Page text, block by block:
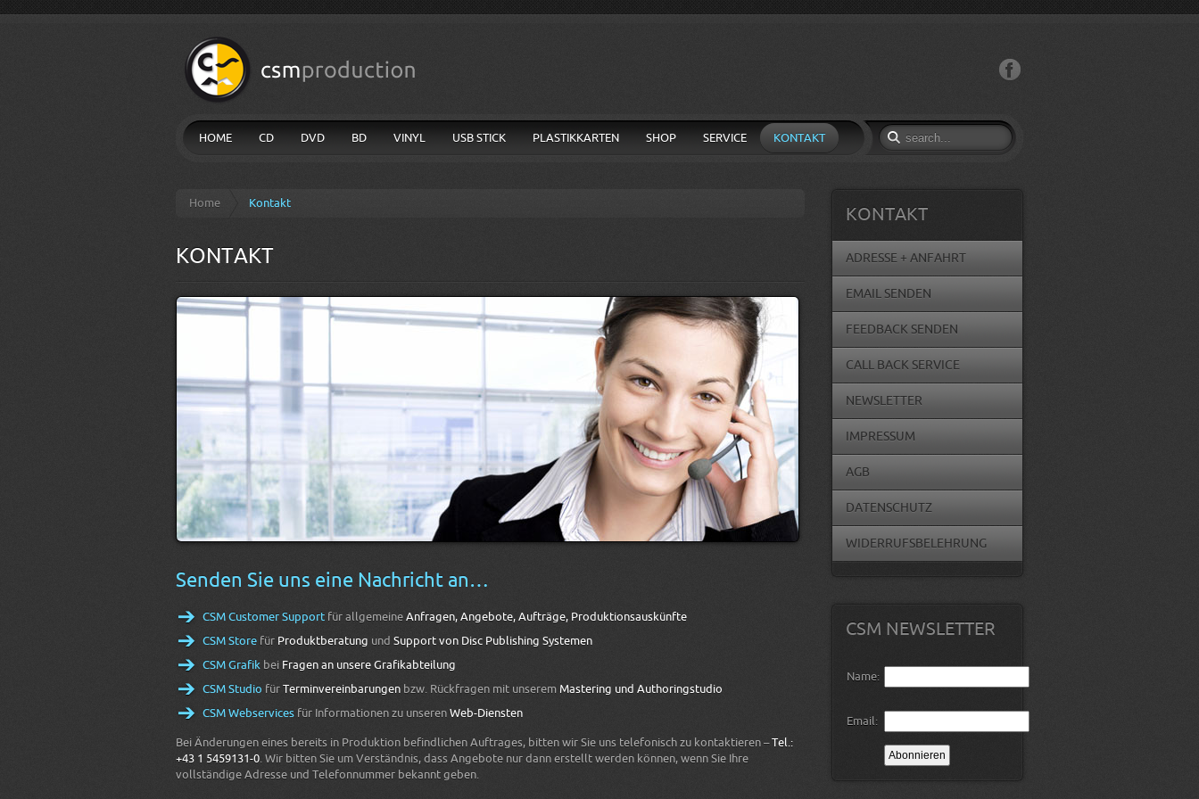
HOME CD DVD BD VINYL USB STICK PLASTIKKARTEN SHOP SERVICE KONTAKT
Home Kontakt
KONTAKT
Senden Sie uns eine Nachricht an…
CSM Customer Support für allgemeine Anfragen, Angebote, Aufträge, Produktionsauskünfte
CSM Store für Produktberatung und Support von Disc Publishing Systemen
CSM Grafik bei Fragen an unsere Grafikabteilung
CSM Studio für Terminvereinbarungen bzw. Rückfragen mit unserem Mastering und Authoringstudio
CSM Webservices für Informationen zu unseren Web-Diensten
Bei Änderungen eines bereits in Produktion befindlichen Auftrages, bitten wir Sie uns telefonisch zu kontaktieren –Tel.:
+43 1 5459131-0 . Wir bitten Sie um Verständnis, dass Angebote nur dann erstellt werden können, wenn Sie Ihre
vollständige Adresse und Telefonnummer bekannt geben.
KONTAKT
ADRESSE + ANFAHRT
EMAIL SENDEN
FEEDBACK SENDEN
CALL BACK SERVICE
NEWSLETTER
IMPRESSUM
AGB
DATENSCHUTZ
WIDERRUFSBELEHRUNG
CSM NEWSLETTER
Name:
Email: